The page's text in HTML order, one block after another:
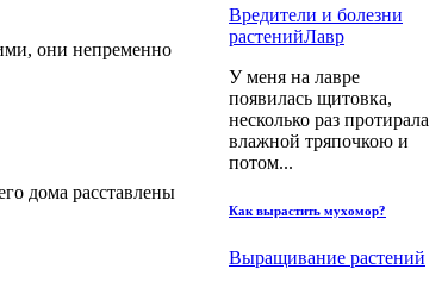
они непременно
дома расставлены
Вредители и болезни
растенийЛавр
У меня на лавре
появилась щитовка,
несколько раз протирала
влажной тряпочкою и
потом...
Как вырастить мухомор?
Выращивание растений